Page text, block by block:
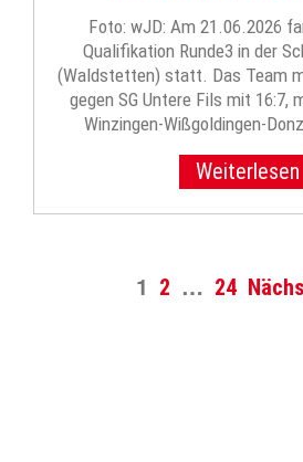
Foto: wJD: Am 21.06.2026
Qualifikation Runde3 in der
(Waldstetten) statt. Das Team
gegen SG Untere Fils mit 16:7,
Winzingen-Wißgoldingen-
Weiterlesen
1 2 … 24